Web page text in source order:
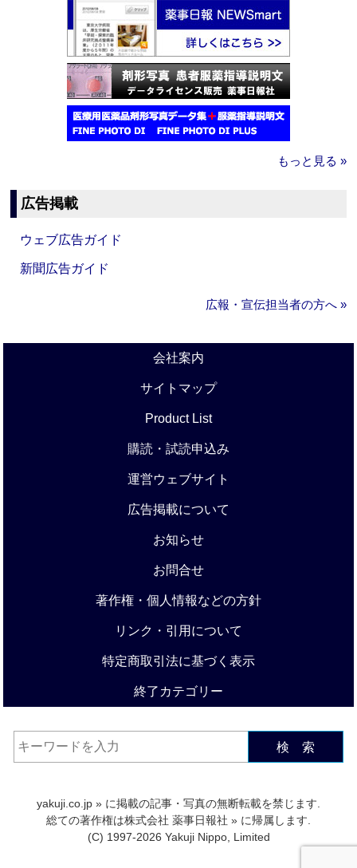
もっと見る »
広告掲載
ウェブ広告ガイド
新聞広告ガイド
広報・宣伝担当者の方へ »
会社案内
サイトマップ
Product List
購読・試読申込み
運営ウェブサイト
広告掲載について
お知らせ
お問合せ
著作権・個人情報などの方針
リンク・引用について
特定商取引法に基づく表示
終了カテゴリー
検 索
yakuji.co.jp » に掲載の記事・写真の無断転載を禁じます.
総ての著作権は株式会社 薬事日報社 » に帰属します.
(C) 1997-2026 Yakuji Nippo, Limited